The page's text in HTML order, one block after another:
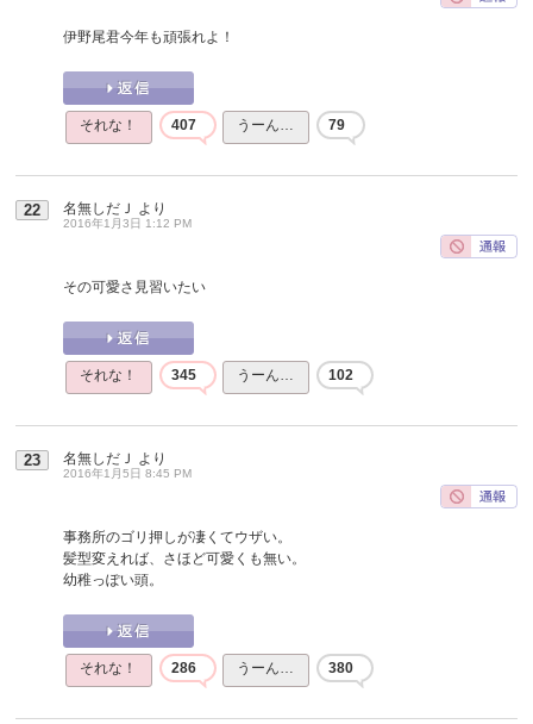
伊野尾君今年も頑張れよ！
それな！ 407 うーん… 79
22 名無しだＪ より
2016年1月3日 1:12 PM
その可愛さ見習いたい
それな！ 345 うーん… 102
23 名無しだＪ より
2016年1月5日 8:45 PM
事務所のゴリ押しが凄くてウザい。
髪型変えれば、さほど可愛くも無い。
幼稚っぽい頭。
それな！ 286 うーん… 380